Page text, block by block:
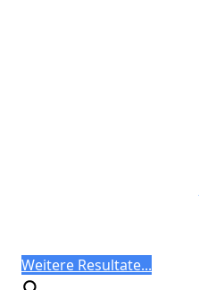
Search
Weitere Resultate...